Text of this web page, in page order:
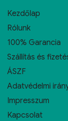
Kezdőlap
Rólunk
100% Garancia
Szállítás és
ÁSZF
Adatvédelmi
Impresszum
Kapcsolat